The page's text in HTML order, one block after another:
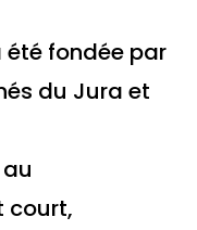
été fondée par
du Jura et
court,